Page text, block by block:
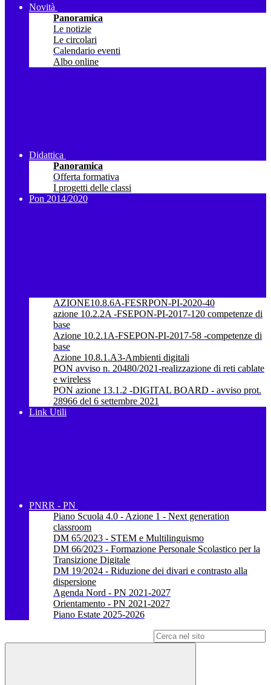
Novità
Panoramica
Le notizie
Le circolari
Calendario eventi
Albo online
Didattica
Panoramica
Offerta formativa
I progetti delle classi
Pon 2014/2020
AZIONE10.8.6A-FESRPON-PI-2020-40
azione 10.2.2A -FSEPON-PI-2017-120 competenze di
base
Azione 10.2.1A-FSEPON-PI-2017-58 -competenze di
base
Azione 10.8.1.A3-Ambienti digitali
PON avviso n. 20480/2021-realizzazione di reti cablate
e wireless
PON azione 13.1.2 -DIGITAL BOARD - avviso prot.
28966 del 6 settembre 2021
Link Utili
PNRR - PN
Piano Scuola 4.0 - Azione 1 - Next generation
classroom
DM 65/2023 - STEM e Multilinguismo
DM 66/2023 - Formazione Personale Scolastico per la
Transizione Digitale
DM 19/2024 - Riduzione dei divari e contrasto alla
dispersione
Agenda Nord - PN 2021-2027
Orientamento - PN 2021-2027
Piano Estate 2025-2026